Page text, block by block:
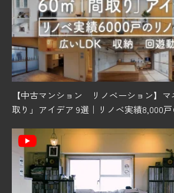
【中古マンション リノベーション】マ
取り」アイデア 9選｜リノベ実績8,000